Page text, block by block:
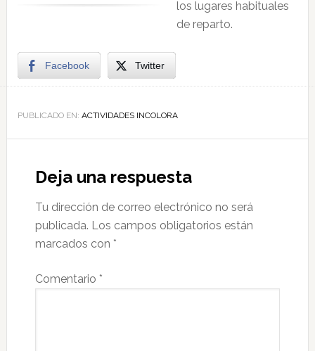
los lugares habituales
de reparto.
Facebook Twitter
PUBLICADO EN: ACTIVIDADES INCOLORA
Deja una respuesta
Tu dirección de correo electrónico no será
publicada. Los campos obligatorios están
marcados con *
Comentario *